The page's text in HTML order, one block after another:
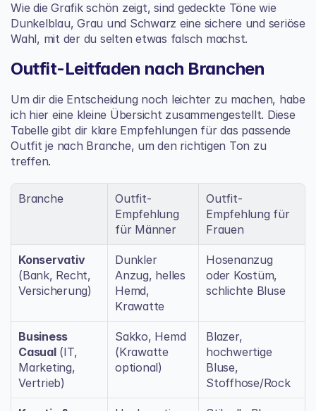
Wie die Grafik schön zeigt, sind gedeckte Töne wie
Dunkelblau, Grau und Schwarz eine sichere und seriöse
Wahl, mit der du selten etwas falsch machst.
Outfit-Leitfaden nach Branchen
Um dir die Entscheidung noch leichter zu machen, habe
ich hier eine kleine Übersicht zusammengestellt. Diese
Tabelle gibt dir klare Empfehlungen für das passende
Outfit je nach Branche, um den richtigen Ton zu
treffen.
Branche
Outfit-
Empfehlung
für Männer
Outfit-
Empfehlung für
Frauen
Konservativ
(Bank, Recht,
Versicherung)
Dunkler
Anzug, helles
Hemd,
Krawatte
Hosenanzug
oder Kostüm,
schlichte Bluse
Business
Casual (IT,
Marketing,
Vertrieb)
Sakko, Hemd
(Krawatte
optional)
Blazer,
hochwertige
Bluse,
Stoffhose/Rock